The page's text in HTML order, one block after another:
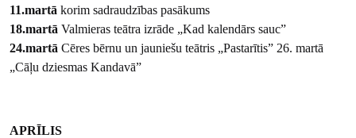
11.martā korim sadraudzības pasākums
18.martā Valmieras teātra izrāde „Kad kalendārs sauc”
24.martā Cēres bērnu un jauniešu teātris „Pastarītis” 26. martā
„Cāļu dziesmas Kandavā”
APRĪLIS